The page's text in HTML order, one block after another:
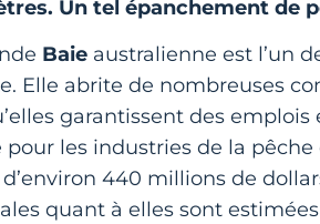
Un tel épanchement de
Baie australienne est l’un
Elle abrite de nombreuses
garantissent des emplois
pour les industries de la
440 millions de
quant à elles sont